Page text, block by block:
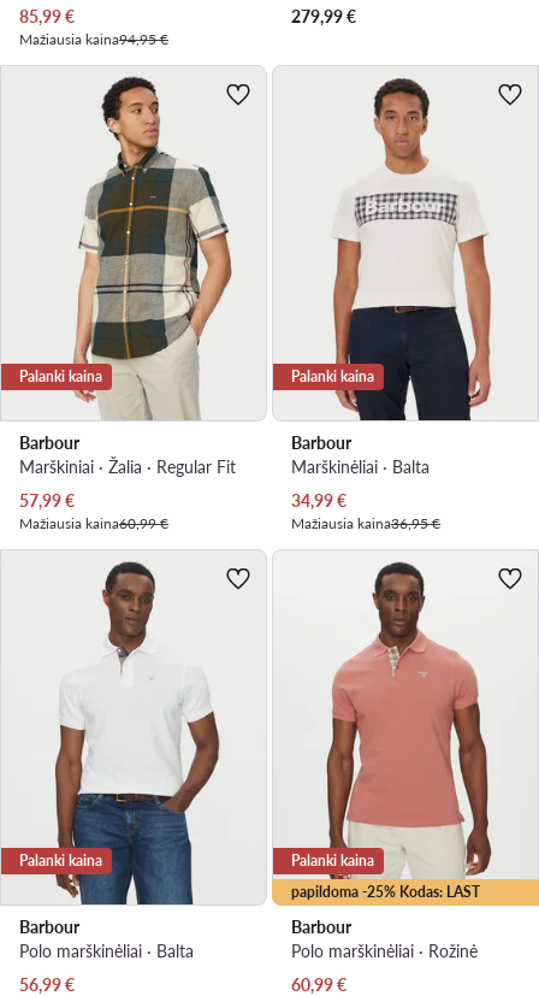
Dabartinė kaina
85,99€
Mažiausia kaina94,95 €
279,99€
Palanki kaina
Barbour
Marškiniai · Žalia · Regular Fit
Dabartinė kaina
57,99€
Mažiausia kaina60,99 €
Palanki kaina
Barbour
Marškinėliai · Balta
Dabartinė kaina
34,99€
Mažiausia kaina36,95 €
Palanki kaina
Barbour
Polo marškinėliai · Balta
Dabartinė kaina
56,99€
papildoma -25% Kodas: LAST
Palanki kaina
Barbour
Polo marškinėliai · Rožinė
Dabartinė kaina
60,99€